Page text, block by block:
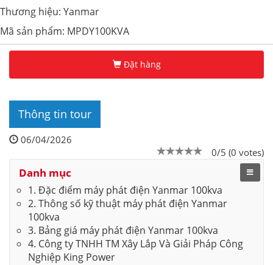
Thương hiệu: Yanmar
Mã sản phẩm: MPDY100KVA
Đặt hàng
Thông tin tour
06/04/2026
0/5 (0 votes)
Danh mục
1. Đặc điểm máy phát điện Yanmar 100kva
2. Thông số kỹ thuật máy phát điện Yanmar
100kva
3. Bảng giá máy phát điện Yanmar 100kva
4. Công ty TNHH TM Xây Lắp Và Giải Pháp Công
Nghiệp King Power